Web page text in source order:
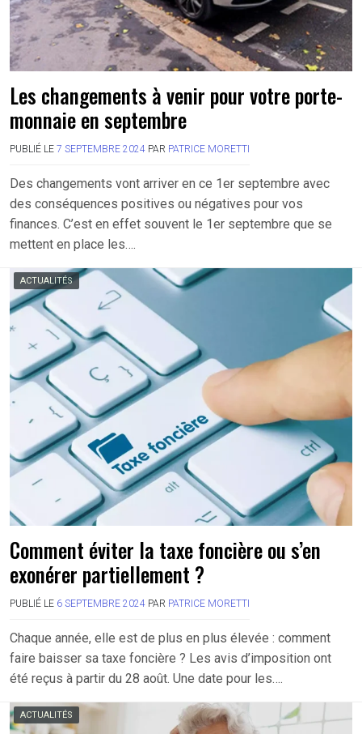
Les changements à venir pour votre porte-
monnaie en septembre
PUBLIÉ LE 7 SEPTEMBRE 2024 PAR PATRICE MORETTI
Des changements vont arriver en ce 1er septembre avec
des conséquences positives ou négatives pour vos
finances. C’est en effet souvent le 1er septembre que se
mettent en place les….
ACTUALITÉS
Comment éviter la taxe foncière ou s’en
exonérer partiellement ?
PUBLIÉ LE 6 SEPTEMBRE 2024 PAR PATRICE MORETTI
Chaque année, elle est de plus en plus élevée : comment
faire baisser sa taxe foncière ? Les avis d’imposition ont
été reçus à partir du 28 août. Une date pour les….
ACTUALITÉS